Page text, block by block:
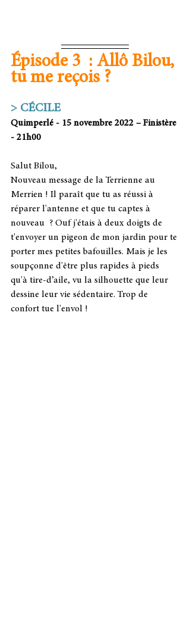
Épisode 3  : Allô Bilou,
tu me reçois ?
> CÉCILE
Quimperlé - 15 novembre 2022 – Finistère
- 21h00
Salut Bilou,
Nouveau message de la Terrienne au
Merrien ! Il paraît que tu as réussi à
réparer l'antenne et que tu captes à
nouveau  ? Ouf j'étais à deux doigts de
t'envoyer un pigeon de mon jardin pour te
porter mes petites bafouilles. Mais je les
soupçonne d'être plus rapides à pieds
qu'à tire-d’aile, vu la silhouette que leur
dessine leur vie sédentaire. Trop de
confort tue l'envol !